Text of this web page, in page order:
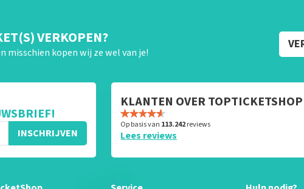
VERKOPEN?
misschien kopen wij ze wel van je!
INSCHRIJVEN
KLANTEN OVER TOPTICKETSHOP
Op basis van 113.242reviews
Lees reviews